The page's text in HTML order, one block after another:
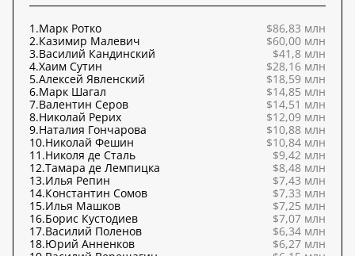
1.Марк Ротко
$86,83 млн
2.Казимир Малевич
$60,00 млн
3.Василий Кандинский
$41,8 млн
4.Хаим Сутин
$28,16 млн
5.Алексей Явленский
$18,59 млн
6.Марк Шагал
$14,85 млн
7.Валентин Серов
$14,51 млн
8.Николай Рерих
$12,09 млн
9.Наталия Гончарова
$10,88 млн
10.Николай Фешин
$10,84 млн
11.Николя де Сталь
$9,42 млн
12.Тамара де Лемпицка
$8,48 млн
13.Илья Репин
$7,43 млн
14.Константин Сомов
$7,33 млн
15.Илья Машков
$7,25 млн
16.Борис Кустодиев
$7,07 млн
17.Василий Поленов
$6,34 млн
18.Юрий Анненков
$6,27 млн